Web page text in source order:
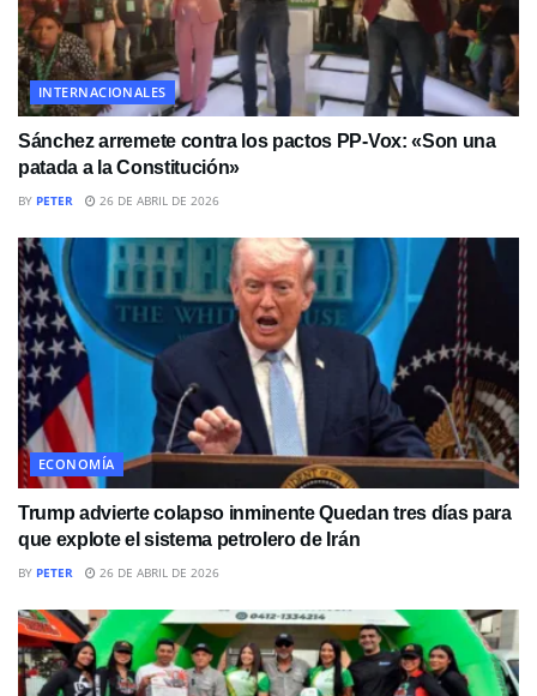
INTERNACIONALES
Sánchez arremete contra los pactos PP-Vox: «Son una
patada a la Constitución»
BY PETER 26 DE ABRIL DE 2026
ECONOMÍA
Trump advierte colapso inminente Quedan tres días para
que explote el sistema petrolero de Irán
BY PETER 26 DE ABRIL DE 2026